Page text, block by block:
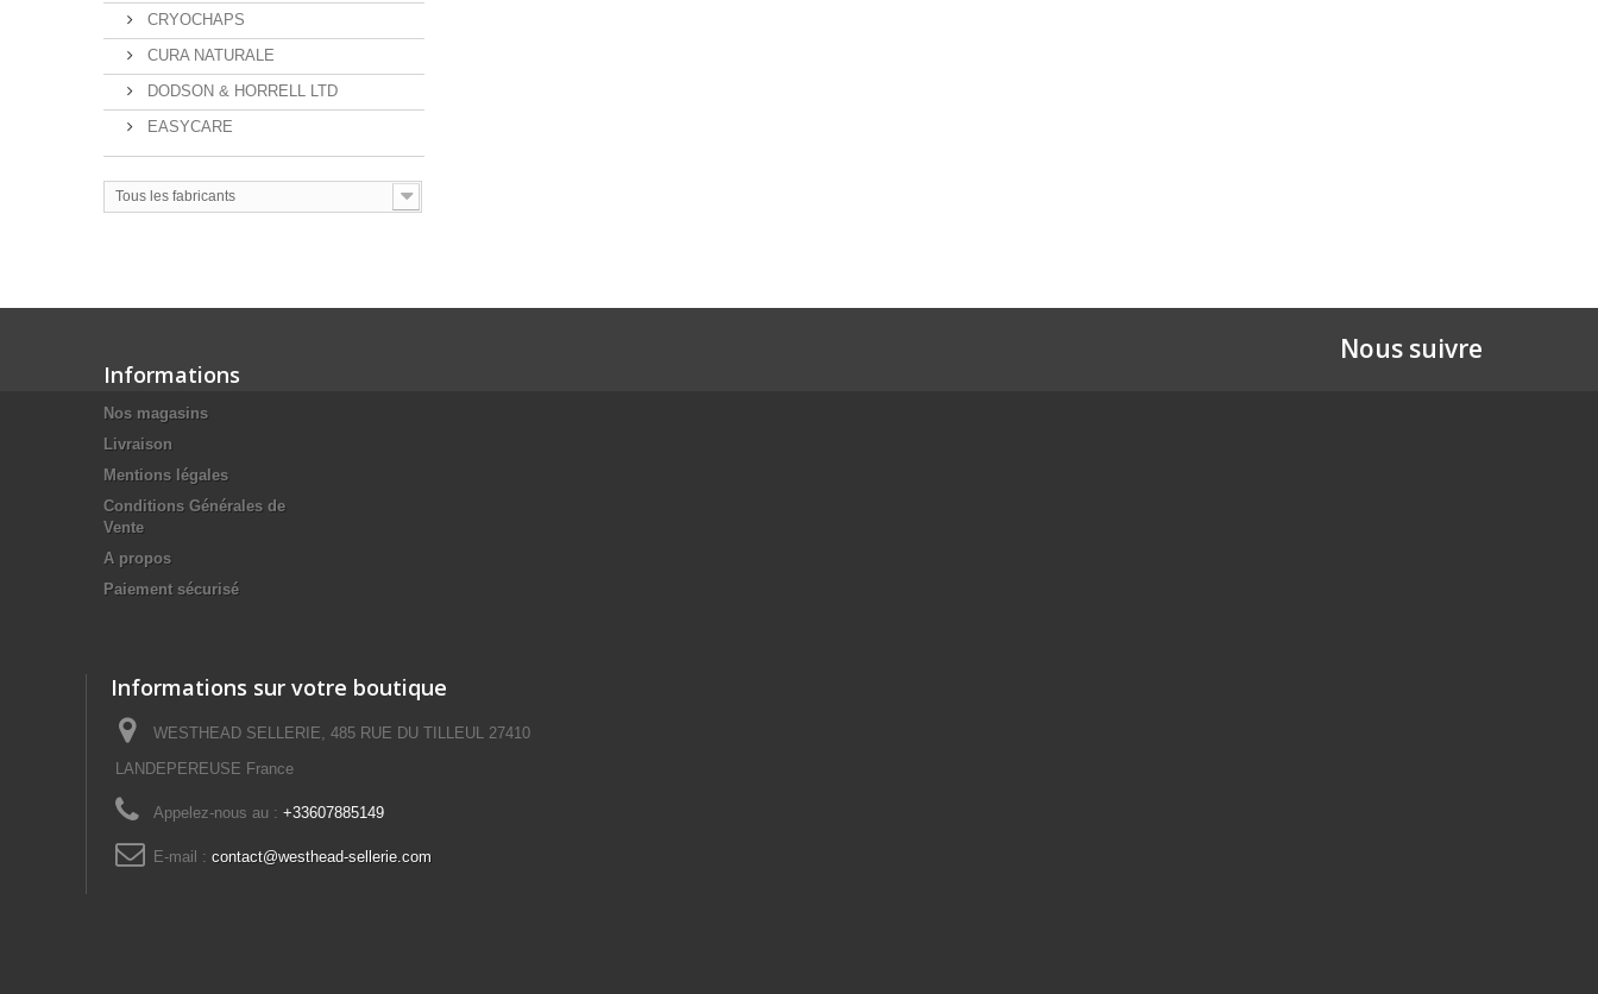
CRYOCHAPS
CURA NATURALE
DODSON & HORRELL LTD
EASYCARE
Tous les fabricants
Informations
Nos magasins
Livraison
Mentions légales
Conditions Générales de
Vente
A propos
Paiement sécurisé
Nous suivre
Informations sur votre boutique
WESTHEAD SELLERIE, 485 RUE DU TILLEUL 27410
LANDEPEREUSE France
Appelez-nous au : +33607885149
E-mail : contact@westhead-sellerie.com